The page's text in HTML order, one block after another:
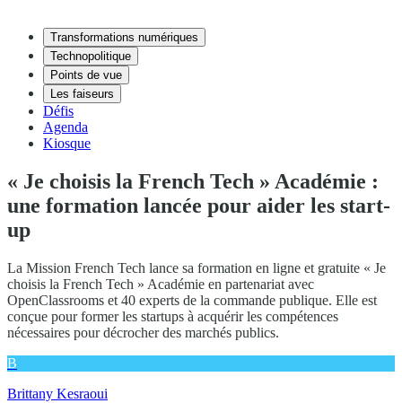
Transformations numériques
Technopolitique
Points de vue
Les faiseurs
Défis
Agenda
Kiosque
« Je choisis la French Tech » Académie :
une formation lancée pour aider les start-
up
La Mission French Tech lance sa formation en ligne et gratuite « Je
choisis la French Tech » Académie en partenariat avec
OpenClassrooms et 40 experts de la commande publique. Elle est
conçue pour former les startups à acquérir les compétences
nécessaires pour décrocher des marchés publics.
B
Brittany Kesraoui